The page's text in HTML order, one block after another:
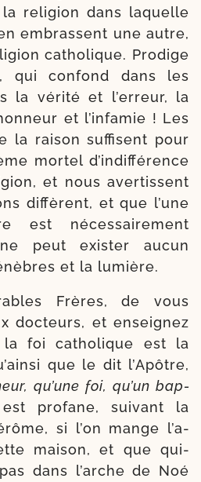
reli­gion dans laquelle
embrassent une autre,
catho­lique. Prodige
qui confond dans les
la véri­té et l’er­reur, la
et l’in­fa­mie ! Les
la rai­son suf­fisent pour
mor­tel d’in­dif­fé­rence
et nous aver­tissent
dif­fèrent, et que l’une
est néces­sai­re­ment
peut exis­ter aucun
et la lumière.
Frères, de vous
doc­teurs, et ensei­gnez
la foi catho­lique est la
que le dit l’Apôtre,
qu’une foi, qu’un bap­
pro­fane, sui­vant la
si l’on mange l’a­
mai­son, et que qui­
dans l’arche de Noé